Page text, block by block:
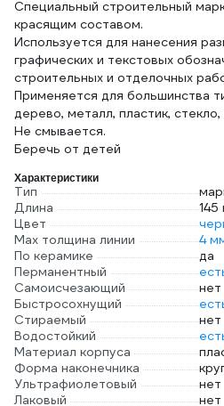
Специальный строительный
красящим составом.
Используется для нанесения
графических и текстовых
строительных и отделочных
Применяется для большинства
дерево, металл, пластик,
Не смывается.
Беречь от детей
Характеристики
Тип
Длина
145
Цвет
Мах толщина линии
4
По керамике
да
Перманентный
Самоисчезающий
нет
Быстросохнущий
Стираемый
нет
Водостойкий
Материал корпуса
Форма наконечника
Ультрафиолетовый
нет
Лаковый
нет